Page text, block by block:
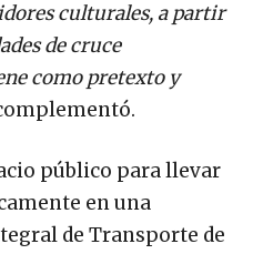
culturales, a partir
de cruce
como pretexto y
público para llevar
en una
de Transporte de